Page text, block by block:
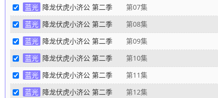
蓝光 降龙伏虎小济公 第二季 第07集
蓝光 降龙伏虎小济公 第二季 第08集
蓝光 降龙伏虎小济公 第二季 第09集
蓝光 降龙伏虎小济公 第二季 第10集
蓝光 降龙伏虎小济公 第二季 第11集
蓝光 降龙伏虎小济公 第二季 第12集